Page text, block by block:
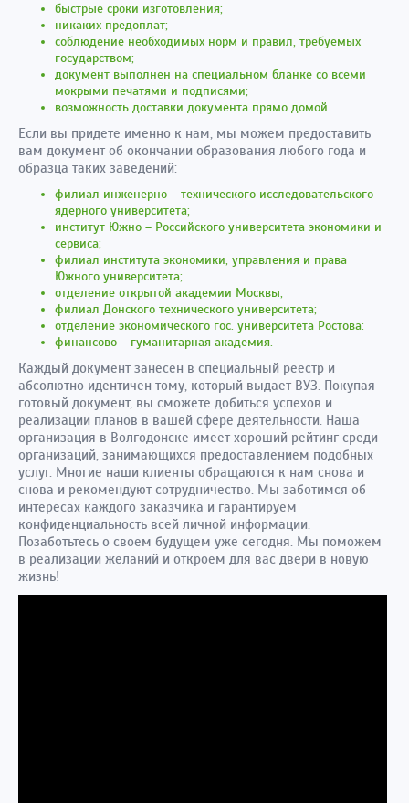
быстрые сроки изготовления;
никаких предоплат;
соблюдение необходимых норм и правил, требуемых
государством;
документ выполнен на специальном бланке со всеми
мокрыми печатями и подписями;
возможность доставки документа прямо домой.
Если вы придете именно к нам, мы можем предоставить
вам документ об окончании образования любого года и
образца таких заведений:
филиал инженерно – технического исследовательского
ядерного университета;
институт Южно – Российского университета экономики и
сервиса;
филиал института экономики, управления и права
Южного университета;
отделение открытой академии Москвы;
филиал Донского технического университета;
отделение экономического гос. университета Ростова:
финансово – гуманитарная академия.
Каждый документ занесен в специальный реестр и
абсолютно идентичен тому, который выдает ВУЗ. Покупая
готовый документ, вы сможете добиться успехов и
реализации планов в вашей сфере деятельности. Наша
организация в Волгодонске имеет хороший рейтинг среди
организаций, занимающихся предоставлением подобных
услуг. Многие наши клиенты обращаются к нам снова и
снова и рекомендуют сотрудничество. Мы заботимся об
интересах каждого заказчика и гарантируем
конфиденциальность всей личной информации.
Позаботьтесь о своем будущем уже сегодня. Мы поможем
в реализации желаний и откроем для вас двери в новую
жизнь!